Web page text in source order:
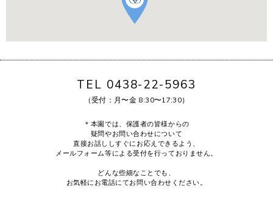
TEL 0438-22-5963
（受付：月〜金 8:30〜17:30）
＊本園では、保護者の皆様からの
疑問やお問い合わせについて
直接お話ししすぐにお応えできるよう、
メールフォーム等による受付を行っておりません。
どんな些細なことでも、
お気軽にお電話にてお問い合わせください。